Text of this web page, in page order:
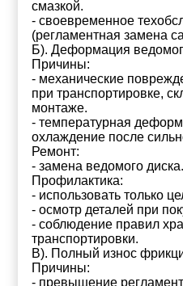
смазкой.
- своевременное
(регламентная замена
Б). Деформация
Причины:
- механические
при транспортировке,
монтаже.
- температурная
охлаждение после
Ремонт:
- замена ведомого диска.
Профилактика:
- использовать только
- осмотр деталей при
- соблюдение правил
транспортировки.
В). Полный износ
Причины:
- превышение